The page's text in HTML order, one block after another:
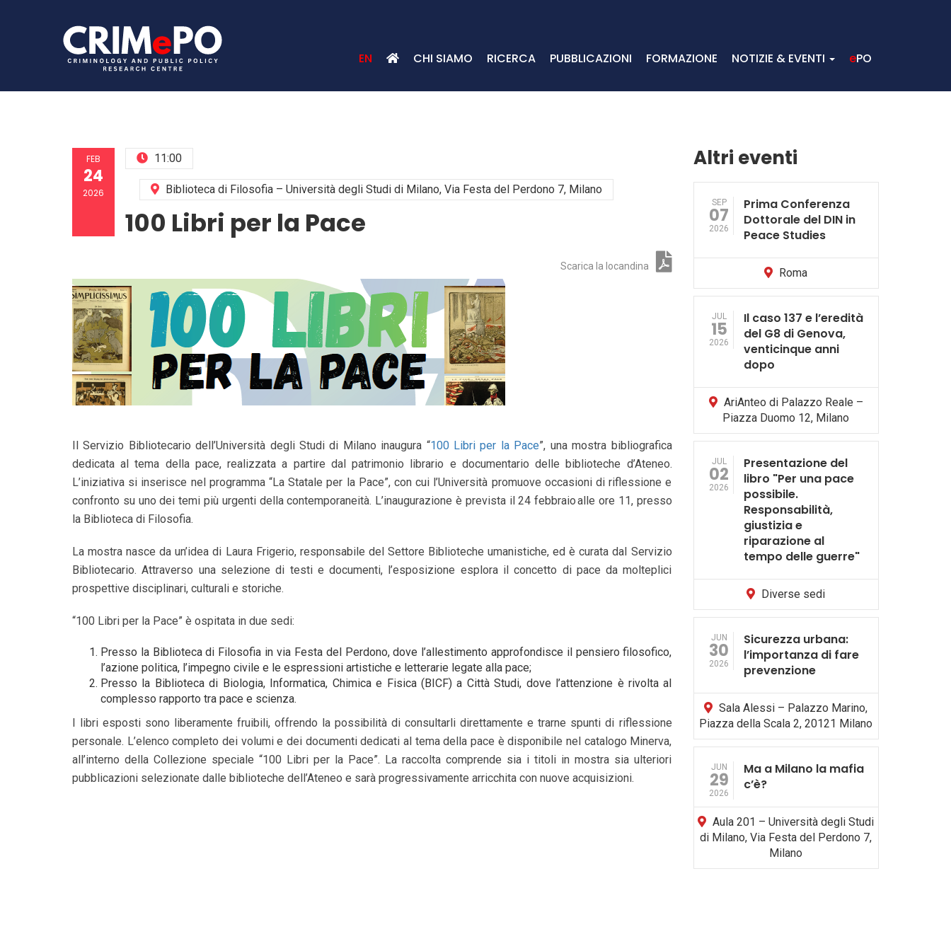
EN CHI SIAMO RICERCA PUBBLICAZIONI FORMAZIONE NOTIZIE & EVENTI ePO
FEB
24
2026
11:00
Biblioteca di Filosofia – Università degli Studi di Milano, Via Festa del Perdono 7, Milano
100 Libri per la Pace
Scarica la locandina
Il Servizio Bibliotecario dell’Università degli Studi di Milano inaugura “100 Libri per la Pace”, una mostra bibliografica
dedicata al tema della pace, realizzata a partire dal patrimonio librario e documentario delle biblioteche d’Ateneo.
L’iniziativa si inserisce nel programma “La Statale per la Pace”, con cui l’Università promuove occasioni di riflessione e
confronto su uno dei temi più urgenti della contemporaneità. L’inaugurazione è prevista il 24 febbraio alle ore 11, presso
la Biblioteca di Filosofia.
La mostra nasce da un’idea di Laura Frigerio, responsabile del Settore Biblioteche umanistiche, ed è curata dal Servizio
Bibliotecario. Attraverso una selezione di testi e documenti, l’esposizione esplora il concetto di pace da molteplici
prospettive disciplinari, culturali e storiche.
“100 Libri per la Pace” è ospitata in due sedi:
Presso la Biblioteca di Filosofia in via Festa del Perdono, dove l’allestimento approfondisce il pensiero filosofico,
l’azione politica, l’impegno civile e le espressioni artistiche e letterarie legate alla pace;
Presso la Biblioteca di Biologia, Informatica, Chimica e Fisica (BICF) a Città Studi, dove l’attenzione è rivolta al
complesso rapporto tra pace e scienza.
I libri esposti sono liberamente fruibili, offrendo la possibilità di consultarli direttamente e trarne spunti di riflessione
personale. L’elenco completo dei volumi e dei documenti dedicati al tema della pace è disponibile nel catalogo Minerva,
all’interno della Collezione speciale “100 Libri per la Pace”. La raccolta comprende sia i titoli in mostra sia ulteriori
pubblicazioni selezionate dalle biblioteche dell’Ateneo e sarà progressivamente arricchita con nuove acquisizioni.
Altri eventi
SEP
07
2026
Prima Conferenza
Dottorale del DIN in
Peace Studies
Roma
JUL
15
2026
Il caso 137 e l’eredità
del G8 di Genova,
venticinque anni
dopo
AriAnteo di Palazzo Reale –
Piazza Duomo 12, Milano
JUL
02
2026
Presentazione del
libro "Per una pace
possibile.
Responsabilità,
giustizia e
riparazione al
tempo delle guerre"
Diverse sedi
JUN
30
2026
Sicurezza urbana:
l’importanza di fare
prevenzione
Sala Alessi – Palazzo Marino,
Piazza della Scala 2, 20121 Milano
JUN
29
2026
Ma a Milano la mafia
c’è?
Aula 201 – Università degli Studi
di Milano, Via Festa del Perdono 7,
Milano